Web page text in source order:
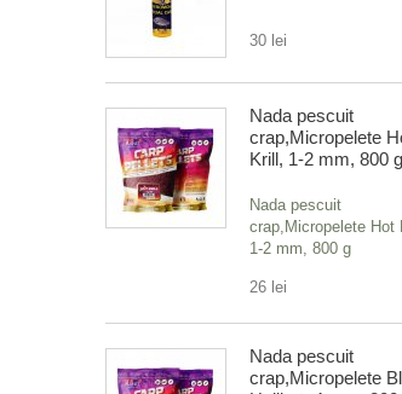
30 lei
Nada pescuit
crap,Micropelete
Krill, 1-2 mm, 800 g
Nada pescuit
crap,Micropelete Hot
1-2 mm, 800 g
26 lei
Nada pescuit
crap,Micropelete